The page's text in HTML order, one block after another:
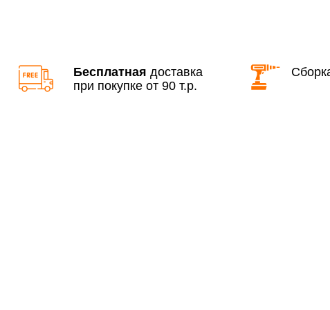
Бесплатная доставка
при покупке от 90 т.р.